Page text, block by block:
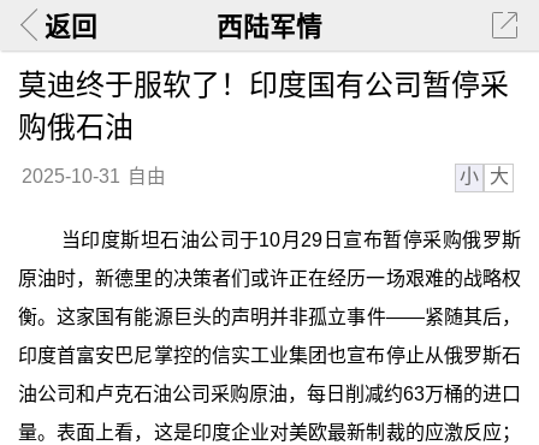
返回 西陆军情
莫迪终于服软了！印度国有公司暂停采
购俄石油
2025-10-31 自由 小 大
当印度斯坦石油公司于10月29日宣布暂停采购俄罗斯
原油时，新德里的决策者们或许正在经历一场艰难的战略权
衡。这家国有能源巨头的声明并非孤立事件——紧随其后，
印度首富安巴尼掌控的信实工业集团也宣布停止从俄罗斯石
油公司和卢克石油公司采购原油，每日削减约63万桶的进口
量。表面上看，这是印度企业对美欧最新制裁的应激反应；